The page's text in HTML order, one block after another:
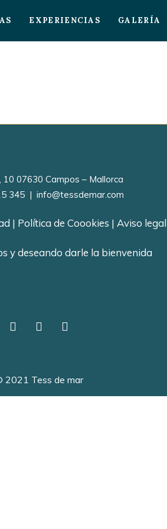
EXPERIENCIAS GALERÍA
10 07630 Campos – Mallorca
345 | info@tessdemar.com
| Política de Coookies | Aviso legal
y deseando darle la bienvenida
2021 Tess de mar